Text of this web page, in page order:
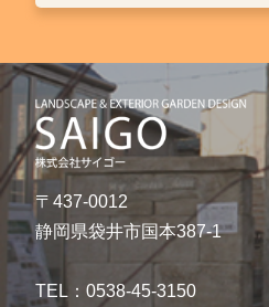
〒437-0012
静岡県袋井市国本387-1
TEL：0538-45-3150